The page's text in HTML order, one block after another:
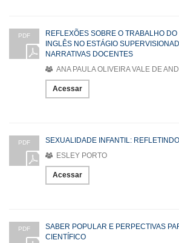
PDF
REFLEXÕES SOBRE O TRABALHO
INGLÊS NO ESTÁGIO
NARRATIVAS DOCENTES
ANA PAULA OLIVEIRA VALE DE
Acessar
PDF
SEXUALIDADE INFANTIL:
ESLEY PORTO
Acessar
PDF
SABER POPULAR E PERPECTIVAS
CIENTÍFICO